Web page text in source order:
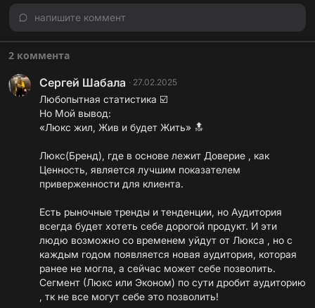
напишите коммент
2 коммента
Сергей Шабала · 27.02.2025
Любопытная статистика ☑️
Но Мой вывод:
«Люкс жил, Жив и будет Жить» 🔝
Люкс(Бренд), где в основе лежит Доверие , как
Ценность, является лучшим показателем
приверженности для клиента.
Есть рыночные тренды и тенденции, но Аудитория
всегда будет хотеть себе дорогой продукт. И эти
людю возможно со временем уйдут от Люкса , но с
каждым годом появляется новая аудитория, которая
ранее не могла, а сейчас может себе позволить.
Сегмент (Люкс или Эконом) по сути дробит аудиторию
, тк не все могут себе это позволить!